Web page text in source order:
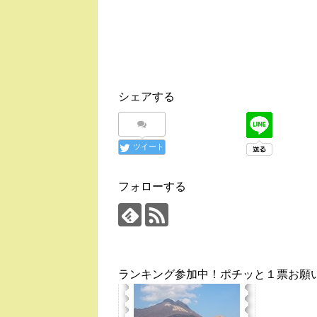
シェアする
ツイート
フォローする
ランキング参加中！ポチッと１票お願